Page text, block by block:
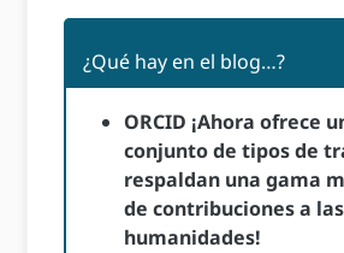
¿Qué hay en el blog…?
ORCID ¡Ahora ofrece
conjunto de tipos de
respaldan una gama
de contribuciones a
humanidades!